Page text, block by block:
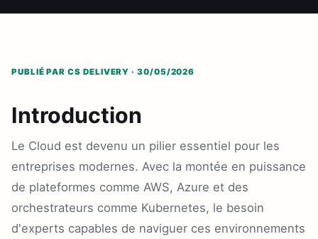
PUBLIÉ PAR CS DELIVERY · 30/05/2026
Introduction
Le Cloud est devenu un pilier essentiel pour les
entreprises modernes. Avec la montée en puissance
de plateformes comme AWS, Azure et des
orchestrateurs comme Kubernetes, le besoin
d'experts capables de naviguer ces environnements